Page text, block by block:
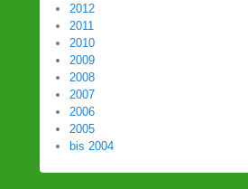
2012
2011
2010
2009
2008
2007
2006
2005
bis 2004